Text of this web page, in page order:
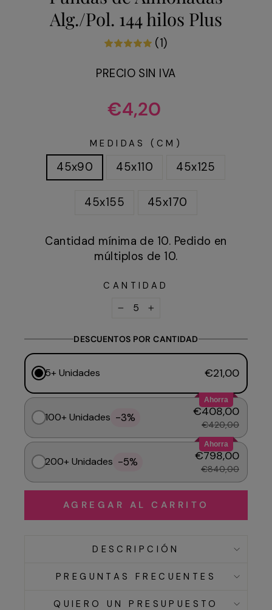
Alg./Pol. 144 hilos Plus
(1)
PRECIO SIN IVA
Precio
habitual
€4,20
MEDIDAS (CM)
45x90 45x110 45x125
45x155 45x170
Cantidad mínima de 10. Pedido en
múltiplos de 10.
CANTIDAD
DESCUENTOS POR CANTIDAD
5+ Unidades €21,00
Ahorra
100+ Unidades -3% €408,00
€420,00
Ahorra
200+ Unidades -5% €798,00
€840,00
AGREGAR AL CARRITO
DESCRIPCIÓN
PREGUNTAS FRECUENTES
QUIERO UN PRESUPUESTO